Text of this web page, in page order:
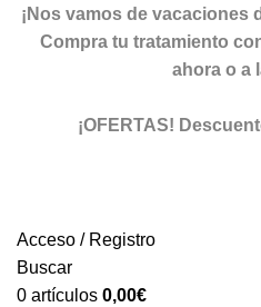
¡Nos vamos de vacaciones
Compra tu tratamiento
ahora o a
¡OFERTAS!
Acceso / Registro
Buscar
0 artículos 0,00€